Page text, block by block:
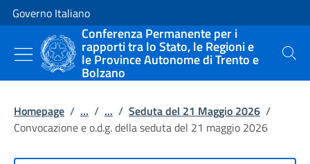
Vai al contenuto
Vai alla navigazione del sito
Governo Italiano
Conferenza Permanente per i
rapporti tra lo Stato, le Regioni e
le Province Autonome di Trento e
Bolzano
Cerca
Homepage / ... / ... / Seduta del 21 Maggio 2026 /
Convocazione e o.d.g. della seduta del 21 maggio 2026